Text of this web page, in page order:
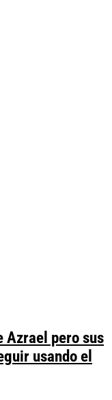
Azrael pero sus
usando el